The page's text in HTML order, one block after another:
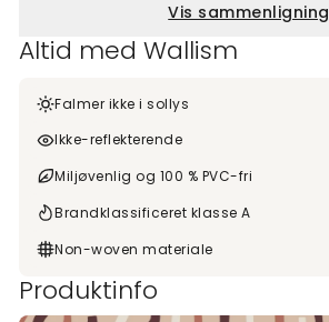
Vis sammenligning
Altid med Wallism
Falmer ikke i sollys
Ikke-reflekterende
Miljøvenlig og 100 % PVC-fri
Brandklassificeret klasse A
Non-woven materiale
Produktinfo